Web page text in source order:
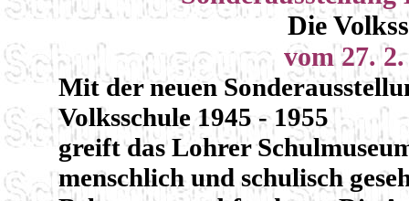
Die
vom 27.
Mit der neuen
Volksschule 1945 - 1955
greift das Lohrer
menschlich und schulisch